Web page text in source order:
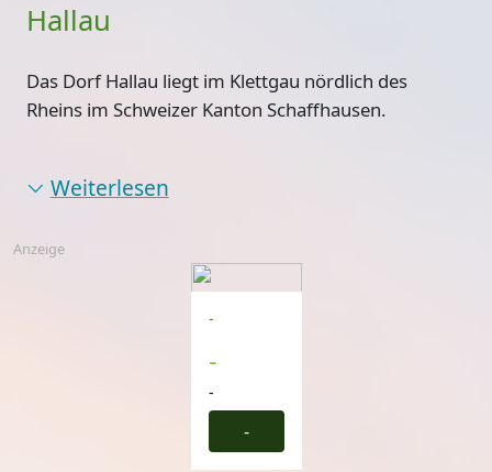
Hallau
Das Dorf Hallau liegt im Klettgau nördlich des
Rheins im Schweizer Kanton Schaffhausen.
Weiterlesen
Anzeige
-
-
-
-